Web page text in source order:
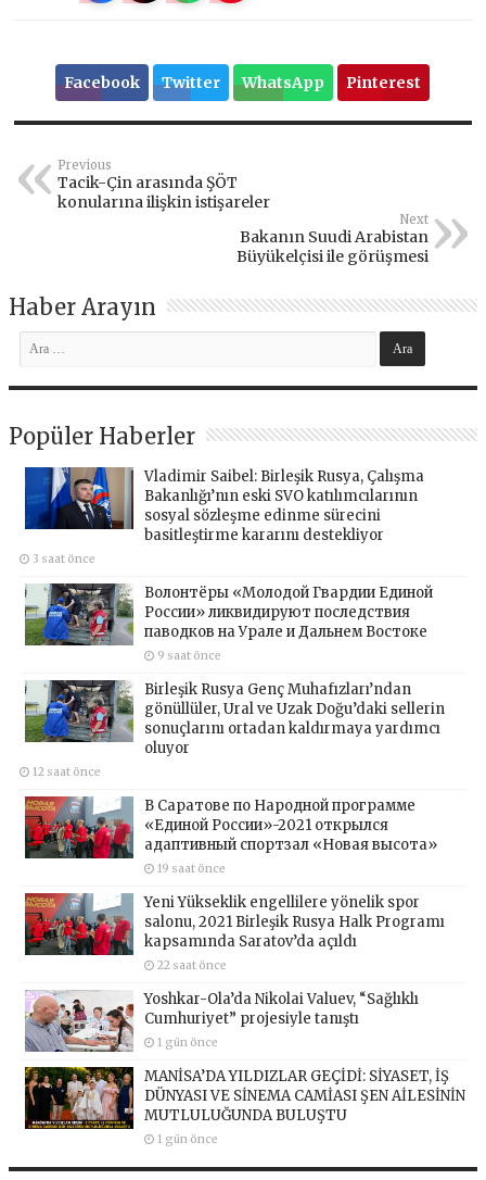
Facebook Twitter WhatsApp Pinterest
Previous
Tacik-Çin arasında ŞÖT
konularına ilişkin istişareler
Next
Bakanın Suudi Arabistan
Büyükelçisi ile görüşmesi
Haber Arayın
Popüler Haberler
Vladimir Saibel: Birleşik Rusya, Çalışma
Bakanlığı’nın eski SVO katılımcılarının
sosyal sözleşme edinme sürecini
basitleştirme kararını destekliyor
3 saat önce
Волонтёры «Молодой Гвардии Единой
России» ликвидируют последствия
паводков на Урале и Дальнем Востоке
9 saat önce
Birleşik Rusya Genç Muhafızları’ndan
gönüllüler, Ural ve Uzak Doğu’daki sellerin
sonuçlarını ortadan kaldırmaya yardımcı
oluyor
12 saat önce
В Саратове по Народной программе
«Единой России»-2021 открылся
адаптивный спортзал «Новая высота»
19 saat önce
Yeni Yükseklik engellilere yönelik spor
salonu, 2021 Birleşik Rusya Halk Programı
kapsamında Saratov’da açıldı
22 saat önce
Yoshkar-Ola’da Nikolai Valuev, “Sağlıklı
Cumhuriyet” projesiyle tanıştı
1 gün önce
MANİSA’DA YILDIZLAR GEÇİDİ: SİYASET, İŞ
DÜNYASI VE SİNEMA CAMİASI ŞEN AİLESİNİN
MUTLULUĞUNDA BULUŞTU
1 gün önce